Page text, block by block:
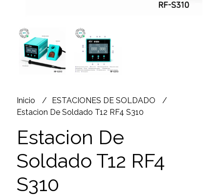
Inicio
ESTACIONES DE SOLDADO
Estacion De Soldado T12 RF4 S310
Estacion De
Soldado T12 RF4
S310